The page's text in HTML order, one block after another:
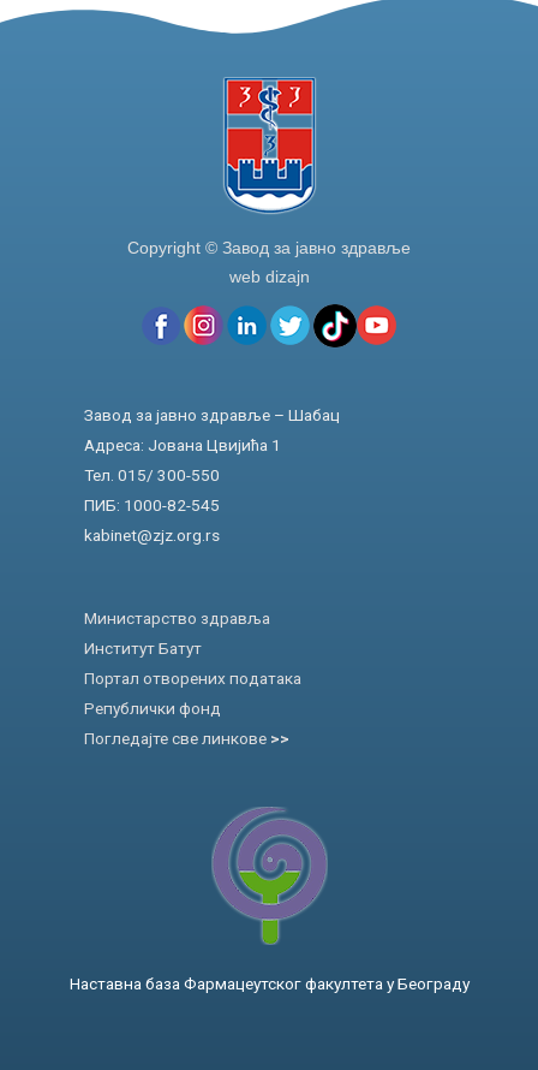
o
Copyright © Завод за јавно здравље
web dizajn
Завод за јавно здравље – Шабац
Адреса: Јована Цвијића 1
Тел. 015/ 300-550
ПИБ: 1000-82-545
kabinet@zjz.org.rs
Министарство здравља
Институт Батут
Портал отворених података
Републички фонд
Погледајте све линкове >>
Наставна база Фармацеутског факултета у Београду